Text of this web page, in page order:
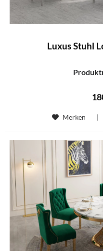
Luxus Stuhl
Merken |